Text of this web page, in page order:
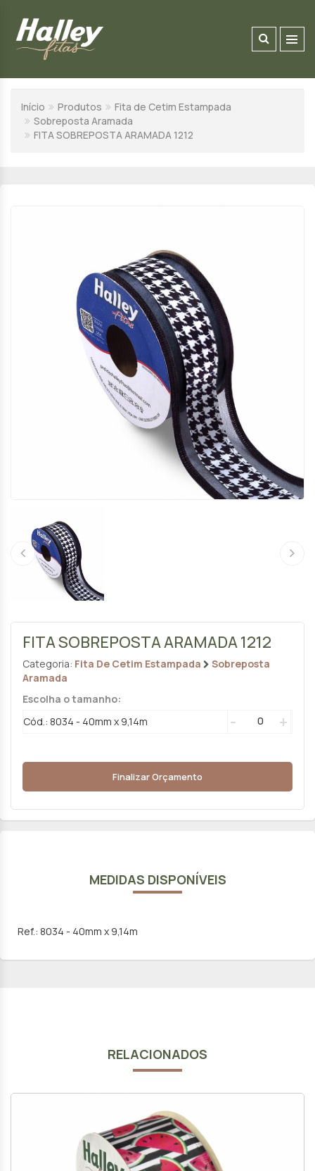
Início Produtos
Fita de Cetim Estampada
Sobreposta Aramada
FITA SOBREPOSTA ARAMADA 1212
FITA SOBREPOSTA ARAMADA 1212
Categoria: Fita De Cetim Estampada
Sobreposta
Aramada
Escolha o tamanho:
Cód.: 8034 - 40mm x 9,14m
- +
Finalizar Orçamento
MEDIDAS DISPONÍVEIS
Ref.: 8034 - 40mm x 9,14m
RELACIONADOS